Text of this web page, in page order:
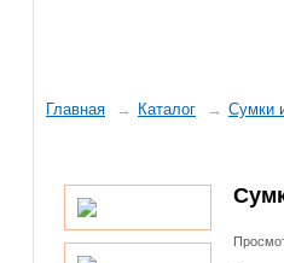
Главная Каталог Сумки